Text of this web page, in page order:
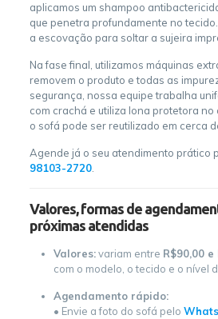
aplicamos um shampoo
que penetra profundamente no
a escovação para soltar a sujeira
Na fase final, utilizamos máquinas
removem o produto e todas as
segurança, nossa equipe trabalha
com crachá e utiliza lona protetora no
o sofá pode ser reutilizado em cerca
Agende já o seu atendimento prático
98103-2720.
Valores, formas de
próximas atendidas
Valores:variam entre R$90,00 e
com o modelo, o tecido e o nível
Agendamento rápido:
• Envie a foto do sofá pelo